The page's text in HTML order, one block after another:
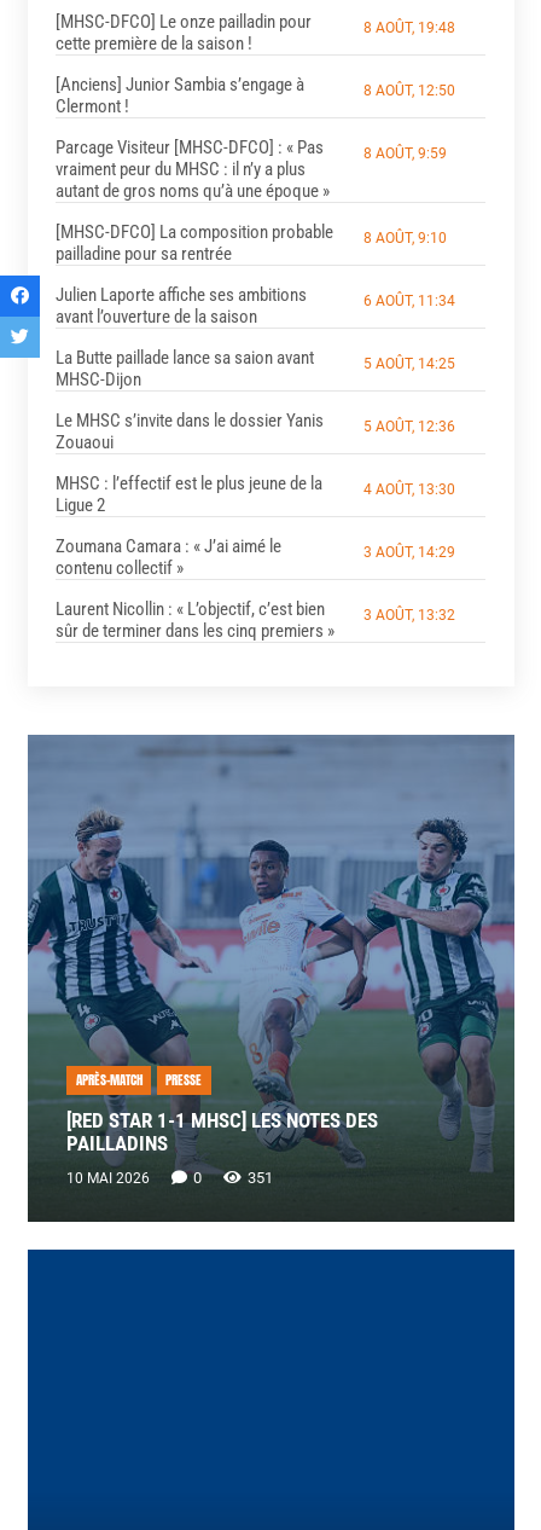
[MHSC-DFCO] Le onze pailladin pour
cette première de la saison !
8 AOÛT, 19:48
[Anciens] Junior Sambia s’engage à
Clermont !
8 AOÛT, 12:50
Parcage Visiteur [MHSC-DFCO] : « Pas
vraiment peur du MHSC : il n’y a plus
autant de gros noms qu’à une époque »
8 AOÛT, 9:59
[MHSC-DFCO] La composition probable
pailladine pour sa rentrée
8 AOÛT, 9:10
Julien Laporte affiche ses ambitions
avant l’ouverture de la saison
6 AOÛT, 11:34
La Butte paillade lance sa saion avant
MHSC-Dijon
5 AOÛT, 14:25
Le MHSC s’invite dans le dossier Yanis
Zouaoui
5 AOÛT, 12:36
MHSC : l’effectif est le plus jeune de la
Ligue 2
4 AOÛT, 13:30
Zoumana Camara : « J’ai aimé le
contenu collectif »
3 AOÛT, 14:29
Laurent Nicollin : « L’objectif, c’est bien
sûr de terminer dans les cinq premiers »
3 AOÛT, 13:32
APRÈS-MATCH PRESSE
[RED STAR 1-1 MHSC] LES NOTES DES
PAILLADINS
10 MAI 2026 0 351